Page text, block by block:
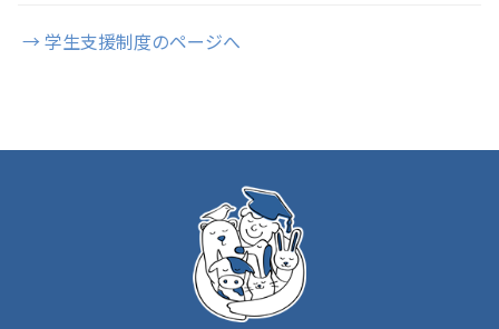
→ 学生支援制度のページへ